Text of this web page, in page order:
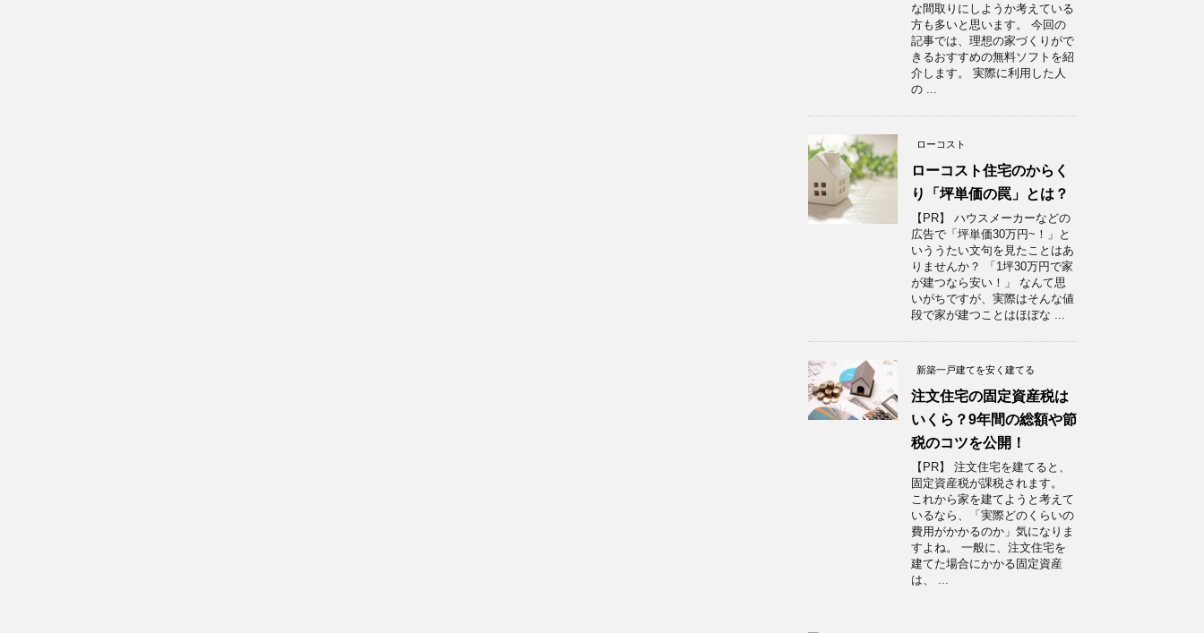
な間取りにしようか考えている
方も多いと思います。 今回の
記事では、理想の家づくりがで
きるおすすめの無料ソフトを紹
介します。 実際に利用した人
の ...
ローコスト
ローコスト住宅のからく
り「坪単価の罠」とは？
【PR】 ハウスメーカーなどの
広告で「坪単価30万円~！」と
いううたい文句を見たことはあ
りませんか？ 「1坪30万円で家
が建つなら安い！」 なんて思
いがちですが、実際はそんな値
段で家が建つことはほぼな ...
新築一戸建てを安く建てる
注文住宅の固定資産税は
いくら？9年間の総額や節
税のコツを公開！
【PR】 注文住宅を建てると、
固定資産税が課税されます。
これから家を建てようと考えて
いるなら、「実際どのくらいの
費用がかかるのか」気になりま
すよね。 一般に、注文住宅を
建てた場合にかかる固定資産
は、 ...